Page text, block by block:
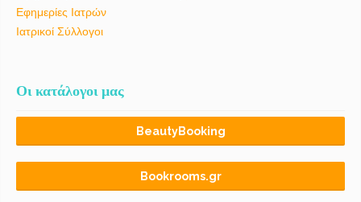
Εφημερίες Ιατρών
Ιατρικοί Σύλλογοι
Οι κατάλογοι μας
BeautyBooking
Bookrooms.gr